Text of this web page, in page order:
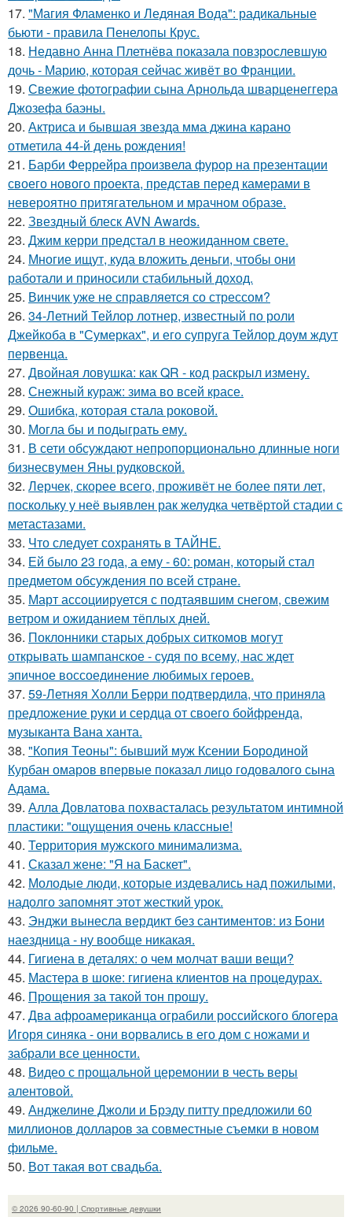
17. "Магия Фламенко и Ледяная Вода": радикальные
бьюти - правила Пенелопы Крус.
18. Недавно Анна Плетнёва показала повзрослевшую
дочь - Марию, которая сейчас живёт во Франции.
19. Свежие фотографии сына Арнольда шварценеггера
Джозефа баэны.
20. Актриса и бывшая звезда мма джина карано
отметила 44-й день рождения!
21. Барби Феррейра произвела фурор на презентации
своего нового проекта, представ перед камерами в
невероятно притягательном и мрачном образе.
22. Звездный блеск AVN Awards.
23. Джим керри предстал в неожиданном свете.
24. Многие ищут, куда вложить деньги, чтобы они
работали и приносили стабильный доход.
25. Винчик уже не справляется со стрессом?
26. 34-Летний Тейлор лотнер, известный по роли
Джейкоба в "Сумерках", и его супруга Тейлор доум ждут
первенца.
27. Двойная ловушка: как QR - код раскрыл измену.
28. Снежный кураж: зима во всей красе.
29. Ошибка, которая стала роковой.
30. Могла бы и подыграть ему.
31. В сети обсуждают непропорционально длинные ноги
бизнесвумен Яны рудковской.
32. Лерчек, скорее всего, проживёт не более пяти лет,
поскольку у неё выявлен рак желудка четвёртой стадии с
метастазами.
33. Что следует сохранять в ТАЙНЕ.
34. Ей было 23 года, а ему - 60: роман, который стал
предметом обсуждения по всей стране.
35. Март ассоциируется с подтаявшим снегом, свежим
ветром и ожиданием тёплых дней.
36. Поклонники старых добрых ситкомов могут
открывать шампанское - судя по всему, нас ждет
эпичное воссоединение любимых героев.
37. 59-Летняя Холли Берри подтвердила, что приняла
предложение руки и сердца от своего бойфренда,
музыканта Вана ханта.
38. "Копия Теоны": бывший муж Ксении Бородиной
Курбан омаров впервые показал лицо годовалого сына
Адама.
39. Алла Довлатова похвасталась результатом интимной
пластики: "ощущения очень классные!
40. Территория мужского минимализма.
41. Сказал жене: "Я на Баскет".
42. Молодые люди, которые издевались над пожилыми,
надолго запомнят этот жесткий урок.
43. Энджи вынесла вердикт без сантиментов: из Бони
наездница - ну вообще никакая.
44. Гигиена в деталях: о чем молчат ваши вещи?
45. Мастера в шоке: гигиена клиентов на процедурах.
46. Прощения за такой тон прошу.
47. Два афроамериканца ограбили российского блогера
Игоря синяка - они ворвались в его дом с ножами и
забрали все ценности.
48. Видео с прощальной церемонии в честь веры
алентовой.
49. Анджелине Джоли и Брэду питту предложили 60
миллионов долларов за совместные съемки в новом
фильме.
50. Вот такая вот свадьба.
© 2026 90-60-90 | Спортивные девушки